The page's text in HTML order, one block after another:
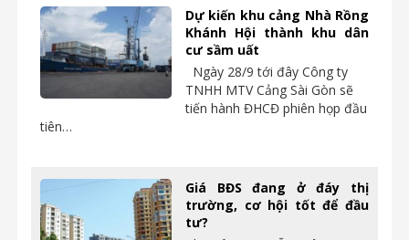
Dự kiến khu cảng Nhà Rồng
Khánh Hội thành khu dân
cư sầm uất
Ngày 28/9 tới đây Công ty
TNHH MTV Cảng Sài Gòn sẽ
tiến hành ĐHCĐ phiên họp đầu
tiên…
Giá BĐS đang ở đáy thị
trường, cơ hội tốt để đầu
tư?